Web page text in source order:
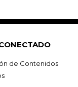
de Contenidos